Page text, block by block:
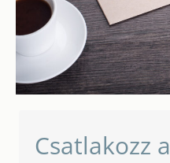
Csatlakozz a